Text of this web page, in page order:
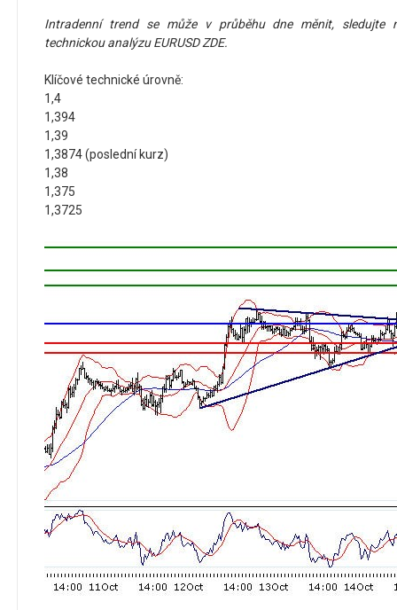
Intradenní trend se může v průběhu dne měnit, sledujte
technickou analýzu EURUSDZDE.
Klíčové technické úrovně:
1,4
1,394
1,39
1,3874 (poslední kurz)
1,38
1,375
1,3725